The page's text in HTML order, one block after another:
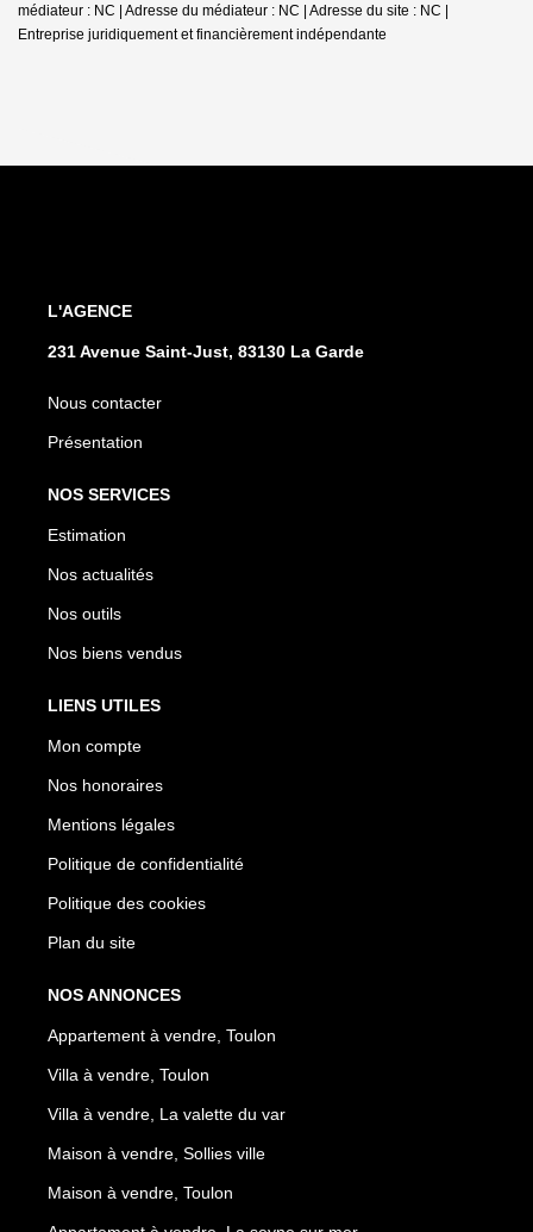
médiateur : NC | Adresse du médiateur : NC | Adresse du site : NC |
Entreprise juridiquement et financièrement indépendante
L'AGENCE
231 Avenue Saint-Just, 83130 La Garde
Nous contacter
Présentation
NOS SERVICES
Estimation
Nos actualités
Nos outils
Nos biens vendus
LIENS UTILES
Mon compte
Nos honoraires
Mentions légales
Politique de confidentialité
Politique des cookies
Plan du site
NOS ANNONCES
Appartement à vendre, Toulon
Villa à vendre, Toulon
Villa à vendre, La valette du var
Maison à vendre, Sollies ville
Maison à vendre, Toulon